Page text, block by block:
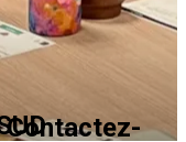
Contactez-